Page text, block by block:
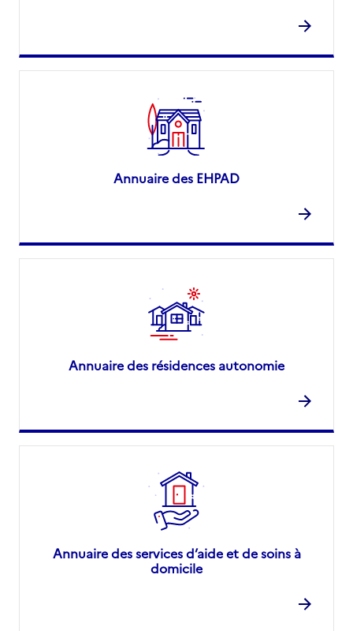
Annuaire des EHPAD
Annuaire des résidences autonomie
Annuaire des services d’aide et de soins à
domicile